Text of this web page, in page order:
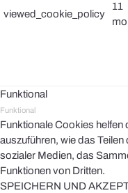
viewed_cookie_policy
11
Funktional
Funktional
Funktionale Cookies
auszuführen, wie das
sozialer Medien, das
Funktionen von Dritten.
SPEICHERN UND